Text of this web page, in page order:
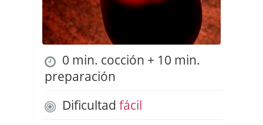
0 min. cocción + 10 min.
preparación
Dificultad fácil